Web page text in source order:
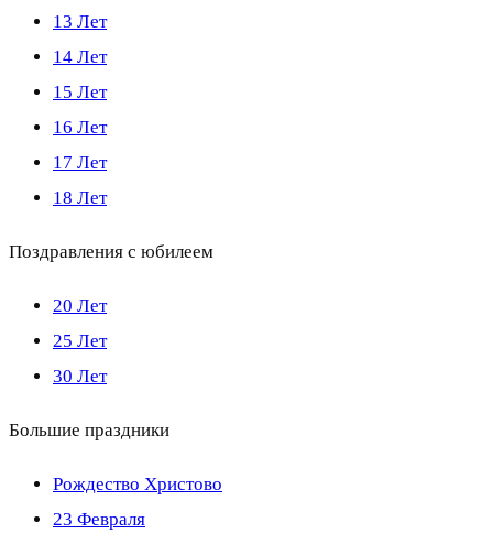
13 Лет
14 Лет
15 Лет
16 Лет
17 Лет
18 Лет
Поздравления с юбилеем
20 Лет
25 Лет
30 Лет
Большие праздники
Рождество Христово
23 Февраля